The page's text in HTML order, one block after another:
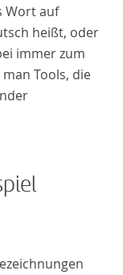
Wort auf
heißt, oder
immer zum
Tools, die